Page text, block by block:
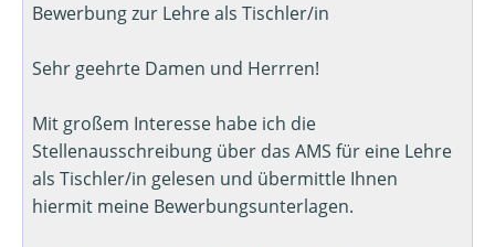
Bewerbung zur Lehre als Tischler/in
Sehr geehrte Damen und Herrren!
Mit großem Interesse habe ich die
Stellenausschreibung über das AMS für eine Lehre
als Tischler/in gelesen und übermittle Ihnen
hiermit meine Bewerbungsunterlagen.